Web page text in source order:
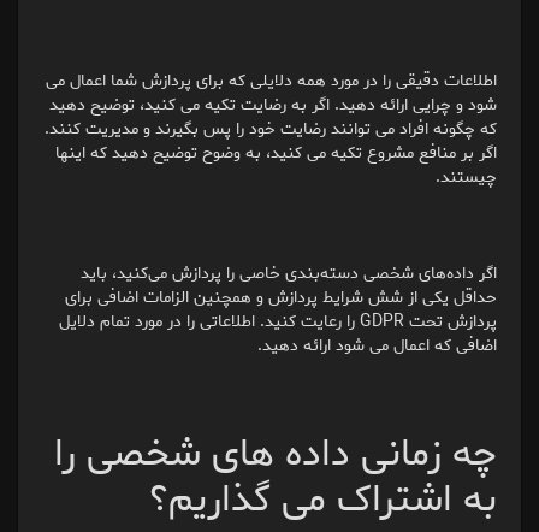
اطلاعات دقیقی را در مورد همه دلایلی که برای پردازش شما اعمال می
شود و چرایی ارائه دهید. اگر به رضایت تکیه می کنید، توضیح دهید
که چگونه افراد می توانند رضایت خود را پس بگیرند و مدیریت کنند.
اگر بر منافع مشروع تکیه می کنید، به وضوح توضیح دهید که اینها
چیستند.
اگر داده‌های شخصی دسته‌بندی خاصی را پردازش می‌کنید، باید
حداقل یکی از شش شرایط پردازش و همچنین الزامات اضافی برای
پردازش تحت GDPR را رعایت کنید. اطلاعاتی را در مورد تمام دلایل
اضافی که اعمال می شود ارائه دهید.
چه زمانی داده های شخصی را
به اشتراک می گذاریم؟